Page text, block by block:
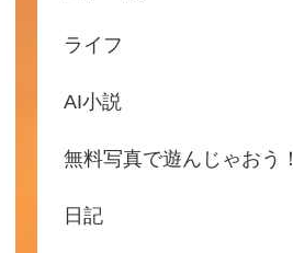
ライフ
AI小説
無料写真で遊んじゃおう！
日記